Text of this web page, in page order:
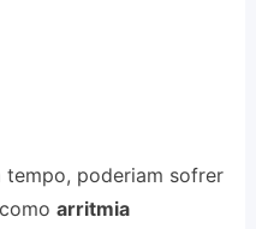
tempo, poderiam sofrer
arritmia